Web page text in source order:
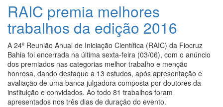
RAIC premia melhores
trabalhos da edição 2016
A 24º Reunião Anual de Iniciação Científica (RAIC) da Fiocruz
Bahia foi encerrada na última sexta-feira (03/06), com o anúncio
dos premiados nas categorias melhor trabalho e menção
honrosa, dando destaque a 13 estudos, após apresentação e
avaliação de uma banca julgadora composta por doutores da
instituição e convidados. Ao todo 81 trabalhos foram
apresentados nos três dias de duração do evento.